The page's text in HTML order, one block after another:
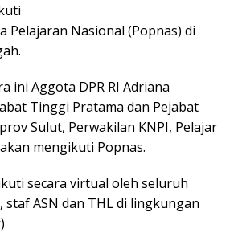
Pelajaran Nasional (Popnas) di
ini Aggota DPR RI Adriana
Tinggi Pratama dan Pejabat
Sulut, Perwakilan KNPI, Pelajar
mengikuti Popnas.
secara virtual oleh seluruh
ASN dan THL di lingkungan
)